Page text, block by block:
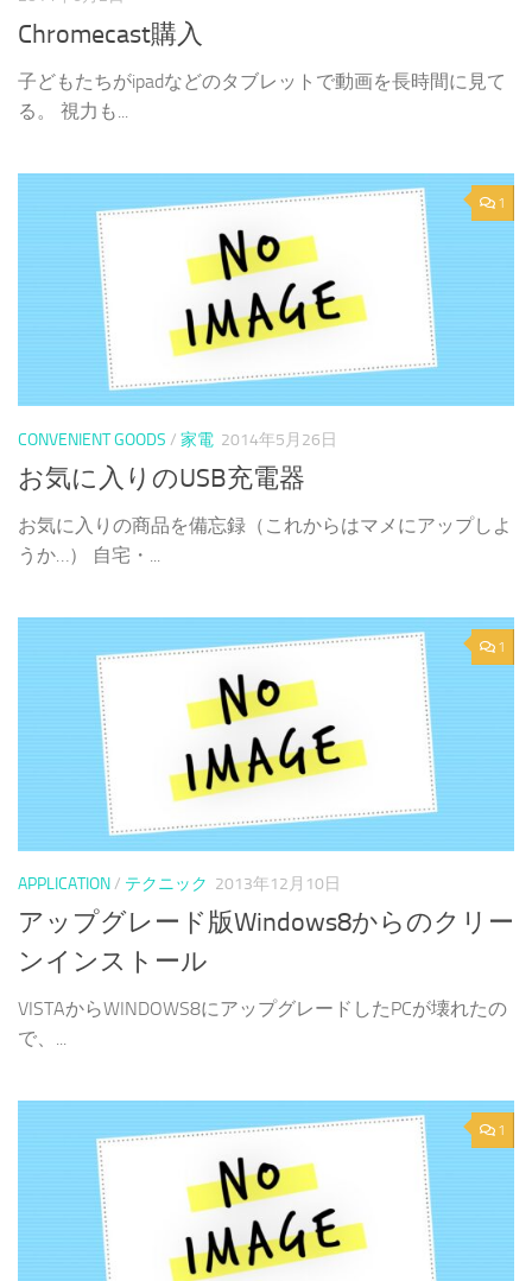
Chromecast購入
子どもたちがipadなどのタブレットで動画を長時間に見て
る。 視力も...
1
CONVENIENT GOODS / 家電 2014年5月26日
お気に入りのUSB充電器
お気に入りの商品を備忘録（これからはマメにアップしよ
うか…） 自宅・...
1
APPLICATION/ テクニック 2013年12月10日
アップグレード版Windows8からのクリー
ンインストール
VISTAからWINDOWS8にアップグレードしたPCが壊れたの
で、...
1